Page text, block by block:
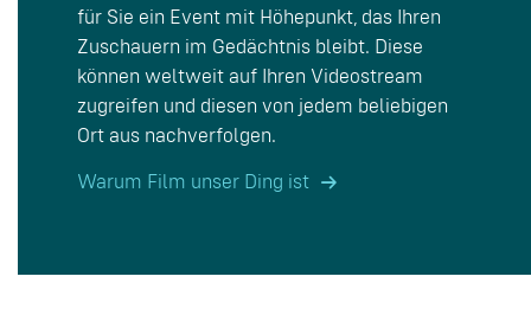
für Sie ein Event mit Höhepunkt, das Ihren
Zuschauern im Gedächtnis bleibt. Diese
können weltweit auf Ihren Videostream
zugreifen und diesen von jedem beliebigen
Ort aus nachverfolgen.
Warum Film unser Ding ist